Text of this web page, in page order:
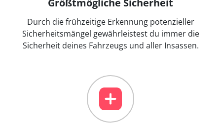
Größtmögliche Sicherheit
Durch die frühzeitige Erkennung potenzieller
Sicherheitsmängel gewährleistest du immer die
Sicherheit deines Fahrzeugs und aller Insassen.